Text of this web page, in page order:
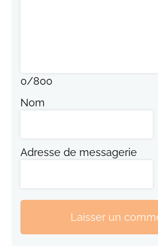
0/800
Nom
Adresse de messagerie
Laisser un